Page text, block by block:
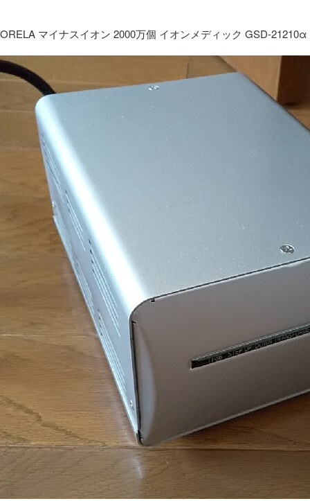
ORELA マイナスイオン 2000万個 イオンメディック GSD-21210α